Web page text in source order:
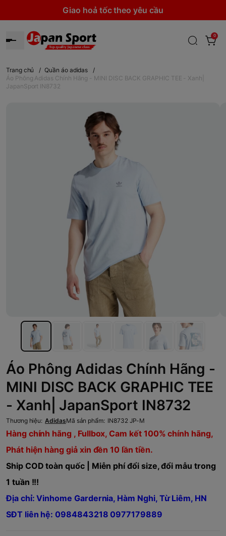
Giao hoả tốc theo yêu cầu
0
Trang chủ / Quần áo adidas
/
Áo Phông Adidas Chính Hãng - MINI DISC BACK GRAPHIC TEE - Xanh|
JapanSport IN8732
Áo Phông Adidas Chính Hãng -
MINI DISC BACK GRAPHIC TEE
- Xanh| JapanSport IN8732
Thương hiệu: AdidasMã sản phẩm: IN8732 JP-M
Hàng chính hãng , Fullbox, Cam kết 100% chính hãng,
Phát hiện hàng giả xin đền 10 lần tiền.
Ship COD toàn quốc | Miễn phí đổi size, đổi mẫu trong
1 tuần !!!
Địa chỉ: Vinhome Gardernia, Hàm Nghi, Từ Liêm, HN
SĐT liên hệ: 0984843218 0977179889